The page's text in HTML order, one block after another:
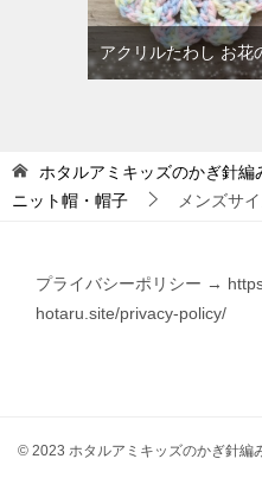
アクリルたわし お花
ホタルアミキッズのかぎ針編
ニット帽・帽子
メンズサ
プライバシーポリシー →
hotaru.site/privacy-policy/
© 2023 ホタルアミキッズのかぎ針編